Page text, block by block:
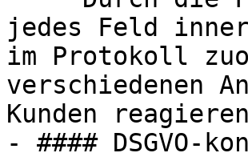
jedes Feld
im Protokoll
verschiedenen
Kunden
- #### DSGVO-